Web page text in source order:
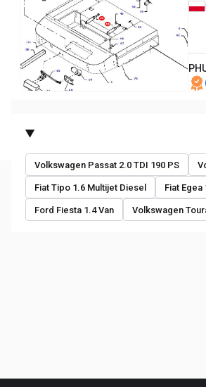
Volkswagen Passat 2.0 TDI 190 PS
Fiat Tipo 1.6 Multijet Diesel Fiat
Ford Fiesta 1.4 Van Volkswagen